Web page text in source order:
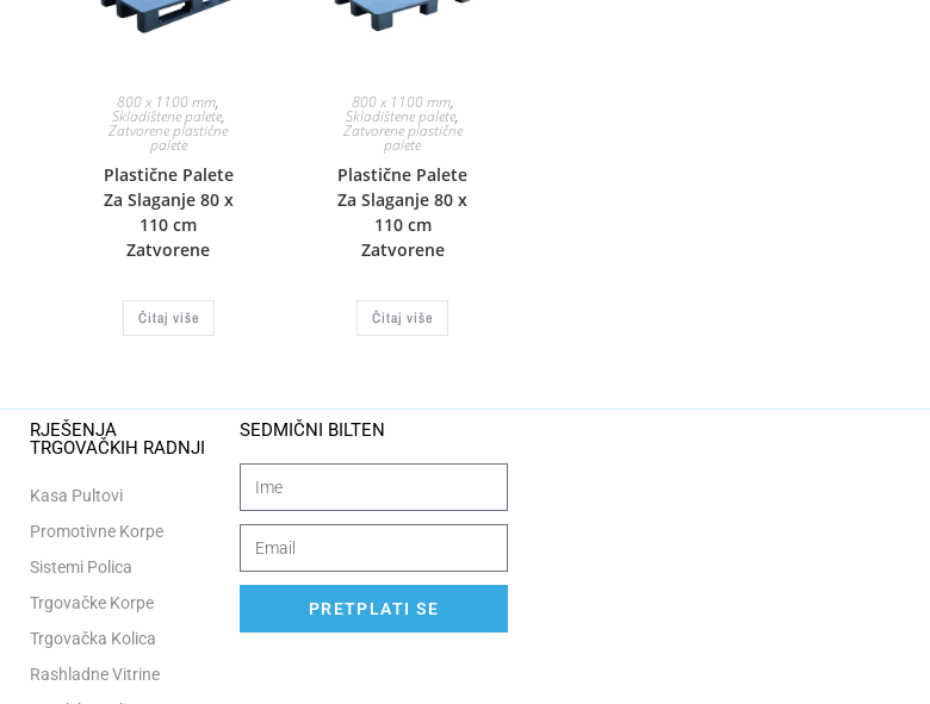
800 x 1100 mm,
Skladištene palete,
Zatvorene plastične
palete
Plastične Palete
Za Slaganje 80 x
110 cm
Zatvorene
Čitaj više
800 x 1100 mm,
Skladištene palete,
Zatvorene plastične
palete
Plastične Palete
Za Slaganje 80 x
110 cm
Zatvorene
Čitaj više
RJEŠENJA
TRGOVAČKIH RADNJI
Kasa Pultovi
Promotivne Korpe
Sistemi Polica
Trgovačke Korpe
Trgovačka Kolica
Rashladne Vitrine
SEDMIČNI BILTEN
PRETPLATI SE